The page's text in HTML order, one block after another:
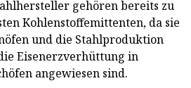
gehören bereits zu
Kohlenstoffemittenten, da sie
und die Stahlproduktion
Eisenerzverhüttung in
angewiesen sind.